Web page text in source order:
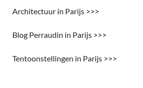
Architectuur in Parijs >>>
Blog Perraudin in Parijs >>>
Tentoonstellingen in Parijs >>>